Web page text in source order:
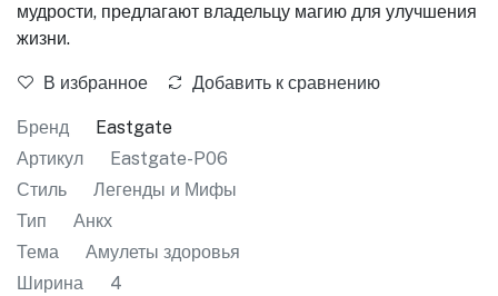
мудрости, предлагают владельцу магию для улучшения
жизни.
В избранное Добавить к сравнению
Бренд
Eastgate
Артикул
Eastgate-P06
Стиль
Легенды и Мифы
Тип
Анкх
Тема
Амулеты здоровья
Ширина
4